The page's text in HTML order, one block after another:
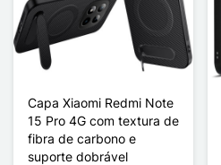
Capa Xiaomi Redmi Note
15 Pro 4G com textura de
fibra de carbono e
suporte dobrável